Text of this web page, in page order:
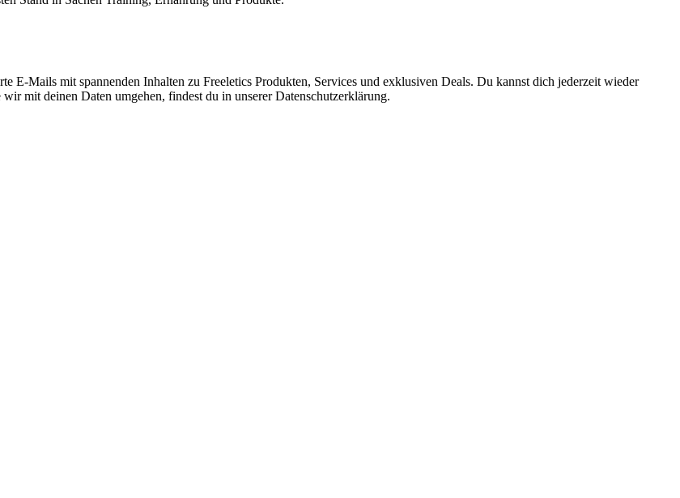
E-Mails mit spannenden Inhalten zu Freeletics Produkten, Services und exklusiven Deals. Du kannst dich jederzeit wieder
mit deinen Daten umgehen, findest du in unserer Datenschutzerklärung.